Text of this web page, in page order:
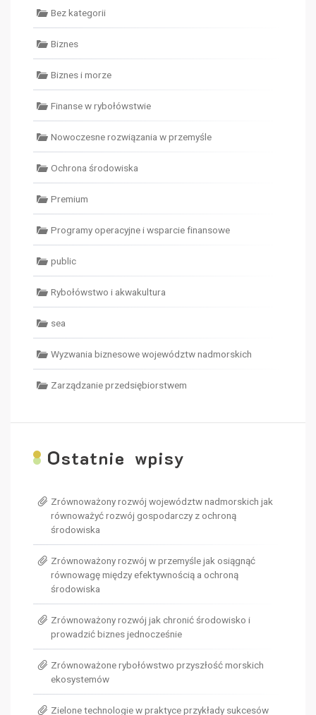
Bez kategorii
Biznes
Biznes i morze
Finanse w rybołówstwie
Nowoczesne rozwiązania w przemyśle
Ochrona środowiska
Premium
Programy operacyjne i wsparcie finansowe
public
Rybołówstwo i akwakultura
sea
Wyzwania biznesowe województw nadmorskich
Zarządzanie przedsiębiorstwem
Ostatnie wpisy
Zrównoważony rozwój województw nadmorskich jak
równoważyć rozwój gospodarczy z ochroną
środowiska
Zrównoważony rozwój w przemyśle jak osiągnąć
równowagę między efektywnością a ochroną
środowiska
Zrównoważony rozwój jak chronić środowisko i
prowadzić biznes jednocześnie
Zrównoważone rybołówstwo przyszłość morskich
ekosystemów
Zielone technologie w praktyce przykłady sukcesów